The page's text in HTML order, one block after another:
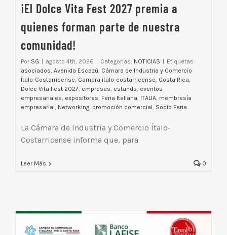
¡El Dolce Vita Fest 2027 premia a
quienes forman parte de nuestra
comunidad!
Por SG | agosto 4th, 2026 | Categorías: NOTICIAS | Etiquetas:
asociados Avenida Escazú Cámara de Industria y Comercio
Ítalo-Costarricense Camara italo-costarricense Costa Rica
Dolce Vita Fest 2027 empresas estands eventos
empresariales expositores Feria Italiana ITALIA membresía
empresarial Networking promoción comercial Socio Feria
La Cámara de Industria y Comercio Ítalo-
Costarricense informa que, para
Leer Más 0